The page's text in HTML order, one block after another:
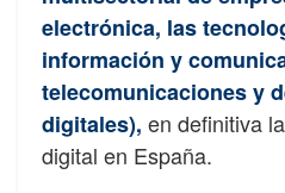
electrónica, las
información y
telecomunicaciones y
digitales), en definitiva
digital en España.